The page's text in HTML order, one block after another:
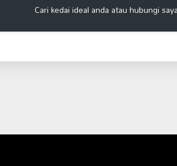
Cari kedai ideal anda atau hubungi